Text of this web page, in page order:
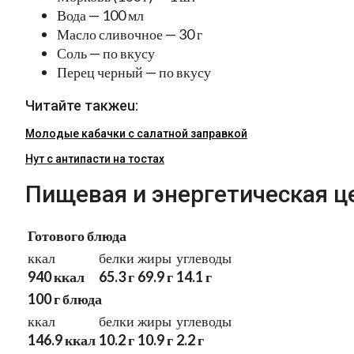
Вода — 100 мл
Масло сливочное — 30 г
Соль — по вкусу
Перец черный — по вкусу
Читайте такжеu:
Молодые кабачки с салатной заправкой
Нут с антипасти на тостах
Пищевая и энергетическая
Готового блюда
ккал
940 ккал
белки
65.3 г
жиры
69.9 г
углеводы
14.1 г
100 г блюда
ккал
146.9 ккал
белки
10.2 г
жиры
10.9 г
углеводы
2.2 г